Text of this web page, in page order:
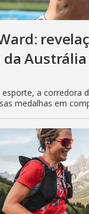
esporte, a corredora
medalhas em